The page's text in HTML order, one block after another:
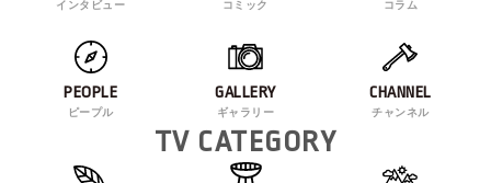
インタビュー コミック コラム
PEOPLE
ピープル
GALLERY
ギャラリー
CHANNEL
チャンネル
TV CATEGORY